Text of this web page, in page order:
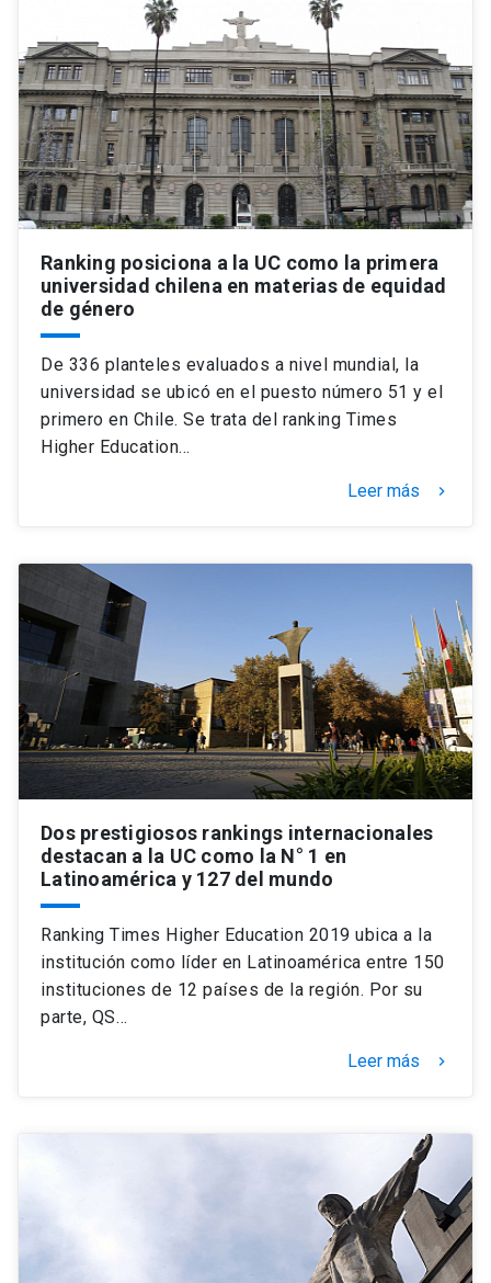
Ranking posiciona a la UC como la primera
universidad chilena en materias de equidad
de género
De 336 planteles evaluados a nivel mundial, la
universidad se ubicó en el puesto número 51 y el
primero en Chile. Se trata del ranking Times
Higher Education…
Leer más keyboard_arrow_right
Dos prestigiosos rankings internacionales
destacan a la UC como la N° 1 en
Latinoamérica y 127 del mundo
Ranking Times Higher Education 2019 ubica a la
institución como líder en Latinoamérica entre 150
instituciones de 12 países de la región. Por su
parte, QS…
Leer más keyboard_arrow_right